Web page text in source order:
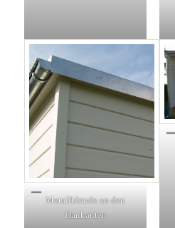
Metallblende an den
Dankanten